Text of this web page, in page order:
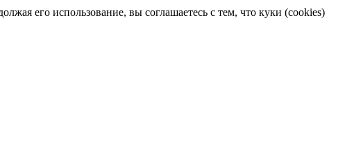
его использование, вы соглашаетесь с тем, что куки (cookies)